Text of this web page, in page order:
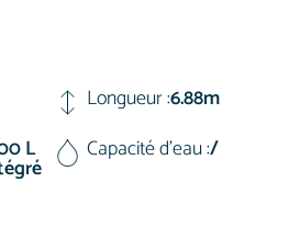
Longueur :6.88m
L Capacité d'eau :/